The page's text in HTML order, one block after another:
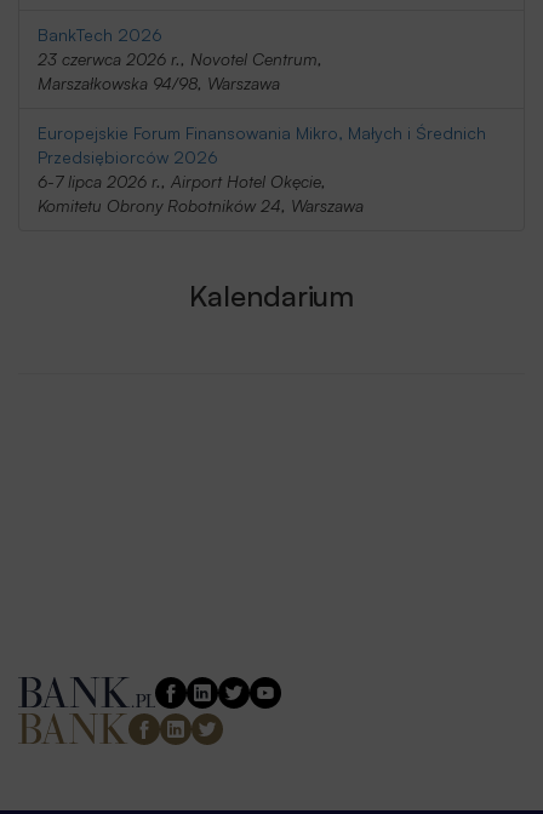
BankTech 2026
23 czerwca 2026 r., Novotel Centrum,
Marszałkowska 94/98, Warszawa
Europejskie Forum Finansowania Mikro, Małych i Średnich
Przedsiębiorców 2026
6-7 lipca 2026 r., Airport Hotel Okęcie,
Komitetu Obrony Robotników 24, Warszawa
Kalendarium